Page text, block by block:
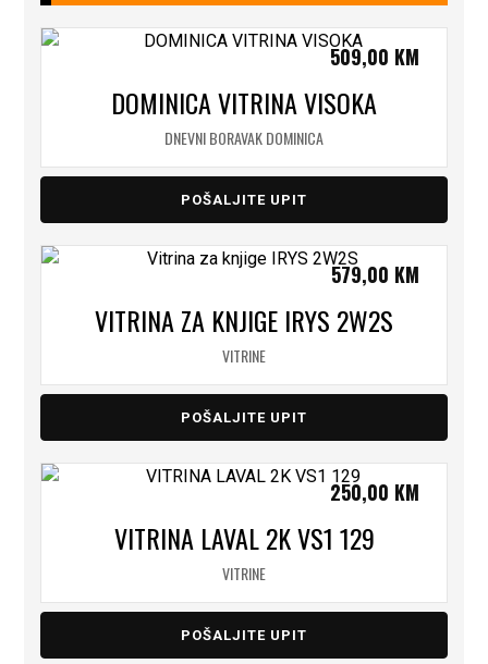
DOMINICA VITRINA VISOKA
DNEVNI BORAVAK DOMINICA
509,00 KM
POŠALJITE UPIT
VITRINA ZA KNJIGE IRYS 2W2S
VITRINE
579,00 KM
POŠALJITE UPIT
VITRINA LAVAL 2K VS1 129
VITRINE
250,00 KM
POŠALJITE UPIT